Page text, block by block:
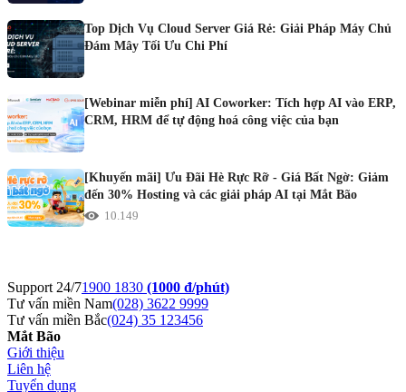
Top Dịch Vụ Cloud Server Giá Rẻ: Giải Pháp Máy Chủ
Đám Mây Tối Ưu Chi Phí
[Webinar miễn phí] AI Coworker: Tích hợp AI vào ERP,
CRM, HRM để tự động hoá công việc của bạn
[Khuyến mãi] Ưu Đãi Hè Rực Rỡ - Giá Bất Ngờ: Giảm
đến 30% Hosting và các giải pháp AI tại Mắt Bão
10.149
Support 24/71900 1830 (1000 đ/phút)
Tư vấn miền Nam(028) 3622 9999
Tư vấn miền Bắc(024) 35 123456
Mắt Bão
Giới thiệu
Liên hệ
Tuyển dụng